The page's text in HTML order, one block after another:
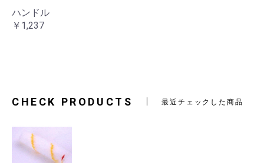
ハンドル
￥1,237
CHECK PRODUCTS 最近チェックした商品